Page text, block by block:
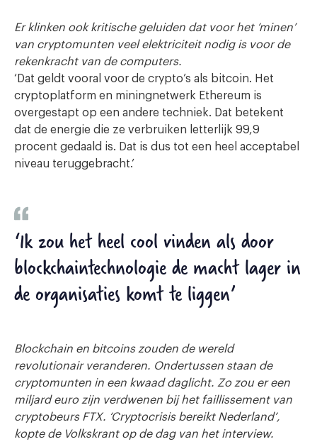
Er klinken ook kritische geluiden dat voor het ‘minen’
van cryptomunten veel elektriciteit nodig is voor de
rekenkracht van de computers.
‘Dat geldt vooral voor de crypto’s als bitcoin. Het
cryptoplatform en miningnetwerk Ethereum is
overgestapt op een andere techniek. Dat betekent
dat de energie die ze verbruiken letterlijk 99,9
procent gedaald is. Dat is dus tot een heel acceptabel
niveau teruggebracht.’
‘Ik zou het heel cool vinden als door
blockchaintechnologie de macht lager in
de organisaties komt te liggen’
Blockchain en bitcoins zouden de wereld
revolutionair veranderen. Ondertussen staan de
cryptomunten in een kwaad daglicht. Zo zou er een
miljard euro zijn verdwenen bij het faillissement van
cryptobeurs FTX. ‘Cryptocrisis bereikt Nederland’,
kopte de Volkskrant op de dag van het interview.